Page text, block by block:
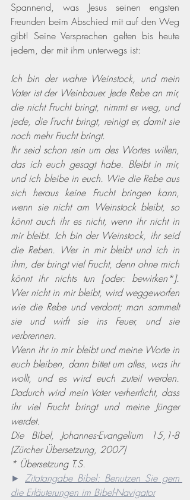
Spannend, was Jesus seinen engsten
Freunden beim Abschied mit auf den Weg
gibt! Seine Versprechen gelten bis heute
jedem, der mit ihm unterwegs ist:
Ich bin der wahre Weinstock, und mein
Vater ist der Weinbauer. Jede Rebe an mir,
die nicht Frucht bringt, nimmt er weg, und
jede, die Frucht bringt, reinigt er, damit sie
noch mehr Frucht bringt.
Ihr seid schon rein um des Wortes willen,
das ich euch gesagt habe. Bleibt in mir,
und ich bleibe in euch. Wie die Rebe aus
sich heraus keine Frucht bringen kann,
wenn sie nicht am Weinstock bleibt, so
könnt auch ihr es nicht, wenn ihr nicht in
mir bleibt. Ich bin der Weinstock, ihr seid
die Reben. Wer in mir bleibt und ich in
ihm, der bringt viel Frucht, denn ohne mich
könnt ihr nichts tun [oder: bewirken*].
Wer nicht in mir bleibt, wird weggeworfen
wie die Rebe und verdorrt; man sammelt
sie und wirft sie ins Feuer, und sie
verbrennen.
Wenn ihr in mir bleibt und meine Worte in
euch bleiben, dann bittet um alles, was ihr
wollt, und es wird euch zuteil werden.
Dadurch wird mein Vater verherrlicht, dass
ihr viel Frucht bringt und meine Jünger
werdet.
Die Bibel, Johannes-Evangelium 15,1-8
(Zürcher Übersetzung, 2007)
* Übersetzung T.S.
► Zitatangabe Bibel: Benutzen Sie gern
die Erläuterungen im Bibel-Navigator